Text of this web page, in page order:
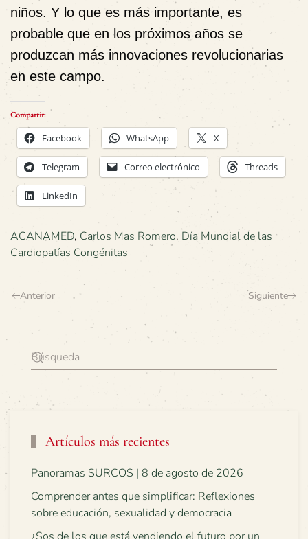
niños. Y lo que es más importante, es
probable que en los próximos años se
produzcan más innovaciones revolucionarias
en este campo.
Compartir:
Facebook WhatsApp X
Telegram Correo electrónico Threads
LinkedIn
ACANAMED, Carlos Mas Romero, Día Mundial de las
Cardiopatías Congénitas
Anterior Siguiente
Artículos más recientes
Panoramas SURCOS | 8 de agosto de 2026
Comprender antes que simplificar: Reflexiones
sobre educación, sexualidad y democracia